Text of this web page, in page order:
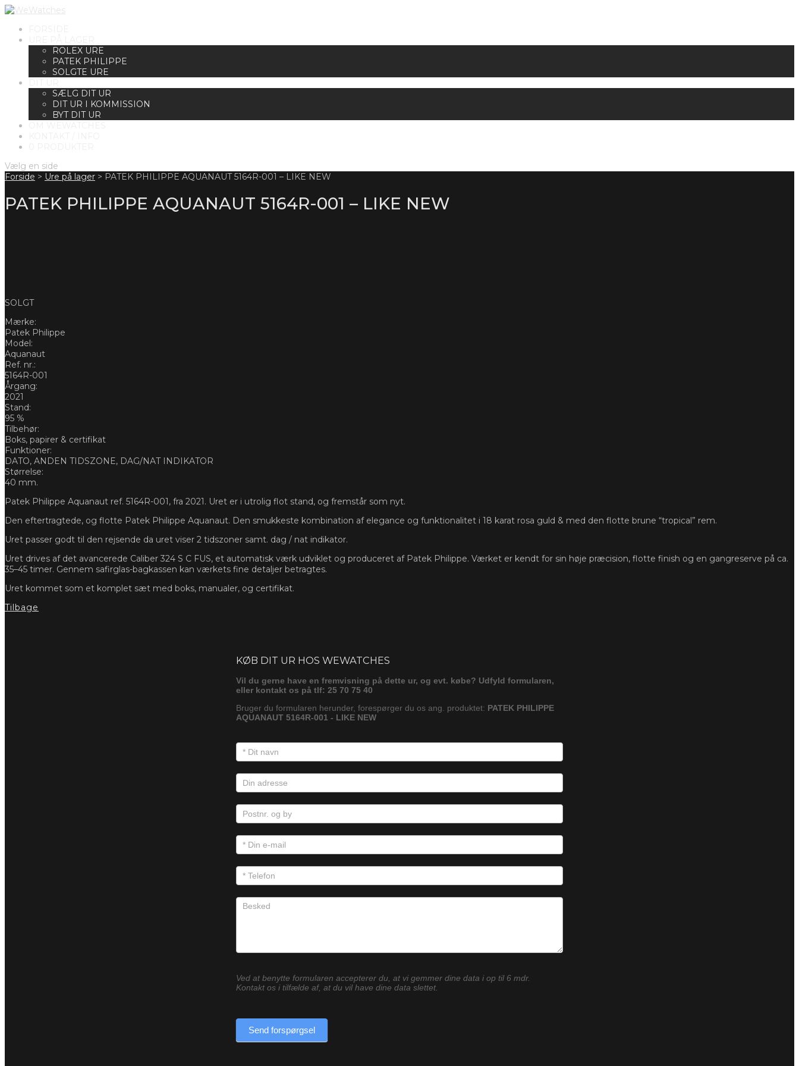
ROLEX URE
PATEK PHILIPPE
SOLGTE URE
SÆLG DIT UR
DIT UR I KOMMISSION
BYT DIT UR
Vælg en side
Forside > Ure på lager > PATEK PHILIPPE AQUANAUT 5164R-001 – LIKE NEW
PATEK PHILIPPE AQUANAUT 5164R-001 – LIKE NEW
SOLGT
Mærke:
Patek Philippe
Model:
Aquanaut
Ref. nr.:
5164R-001
Årgang:
2021
Stand:
95 %
Tilbehør:
Boks, papirer & certifikat
Funktioner:
DATO, ANDEN TIDSZONE, DAG/NAT INDIKATOR
Størrelse:
40 mm.
Patek Philippe Aquanaut ref. 5164R-001, fra 2021. Uret er i utrolig flot stand, og fremstår som nyt.
Den eftertragtede, og flotte Patek Philippe Aquanaut. Den smukkeste kombination af elegance og funktionalitet i 18 karat rosa guld & med den flotte brune “tropical” rem.
Uret passer godt til den rejsende da uret viser 2 tidszoner samt. dag / nat indikator.
Uret drives af det avancerede Caliber 324 S C FUS, et automatisk værk udviklet og produceret af Patek Philippe. Værket er kendt for sin høje præcision, flotte finish og en gangreserve på ca.
35–45 timer. Gennem safirglas-bagkassen kan værkets fine detaljer betragtes.
Uret kommet som et komplet sæt med boks, manualer, og certifikat.
Tilbage
KØB DIT UR HOS WEWATCHES
Vil du gerne have en fremvisning på dette ur, og evt. købe? Udfyld formularen,
eller kontakt os på tlf: 25 70 75 40
Bruger du formularen herunder, forespørger du os ang. produktet: PATEK PHILIPPE
AQUANAUT 5164R-001 - LIKE NEW
Ved at benytte formularen accepterer du, at vi gemmer dine data i op til 6 mdr.
Kontakt os i tilfælde af, at du vil have dine data slettet.
Send forspørgsel